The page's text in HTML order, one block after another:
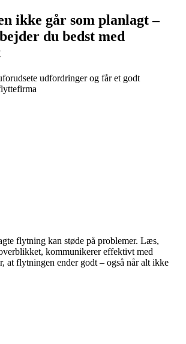
ikke går som planlagt –
du bedst med
udfordringer og får et godt
flytning kan støde på problemer. Læs,
kommunikerer effektivt med
at flytningen ender godt – også når alt ikke